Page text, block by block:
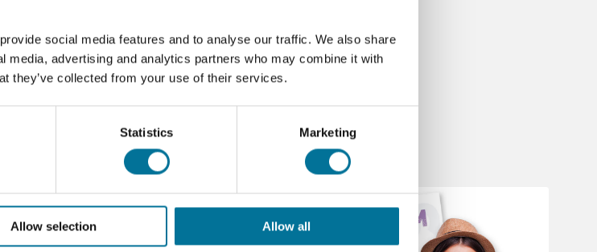
social media features and to analyse our traffic. We also share
media, advertising and analytics partners who may combine it with
they’ve collected from your use of their services.
Statistics Marketing
Allow selection Allow all
P1S, X1C en X1E
€ 43,45 incl. BTW
Bestel